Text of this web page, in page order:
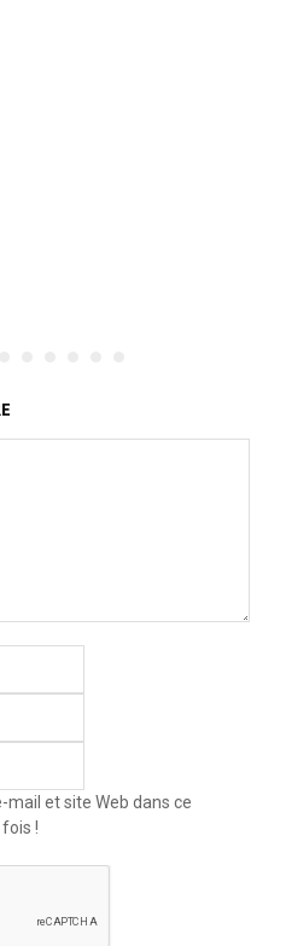
et site Web dans ce
!